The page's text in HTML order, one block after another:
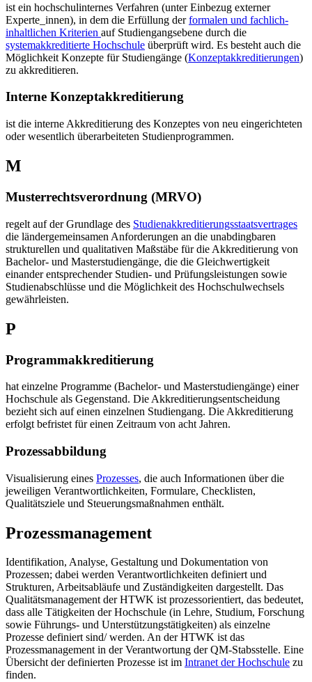
ist ein hochschulinternes Verfahren (unter Einbezug externer
Experte_innen), in dem die Erfüllung derformalen und fachlich-
inhaltlichen Kriterien auf Studiengangsebene durch die
systemakkreditierte Hochschule überprüft wird. Es besteht auch die
Möglichkeit Konzepte für Studiengänge (Konzeptakkreditierungen)
zu akkreditieren.
Interne Konzeptakkreditierung
ist die interne Akkreditierung des Konzeptes von neu eingerichteten
oder wesentlich überarbeiteten Studienprogrammen.
M
Musterrechtsverordnung (MRVO)
regelt auf der Grundlage des Studienakkreditierungsstaatsvertrages
die ländergemeinsamen Anforderungen an die unabdingbaren
strukturellen und qualitativen Maßstäbe für die Akkreditierung von
Bachelor- und Masterstudiengänge, die die Gleichwertigkeit
einander entsprechender Studien- und Prüfungsleistungen sowie
Studienabschlüsse und die Möglichkeit des Hochschulwechsels
gewährleisten.
P
Programmakkreditierung
hat einzelne Programme (Bachelor- und Masterstudiengänge) einer
Hochschule als Gegenstand. Die Akkreditierungsentscheidung
bezieht sich auf einen einzelnen Studiengang. Die Akkreditierung
erfolgt befristet für einen Zeitraum von acht Jahren.
Prozessabbildung
Visualisierung eines Prozesses, die auch Informationen über die
jeweiligen Verantwortlichkeiten, Formulare, Checklisten,
Qualitätsziele und Steuerungsmaßnahmen enthält.
Prozessmanagement
Identifikation, Analyse, Gestaltung und Dokumentation von
Prozessen; dabei werden Verantwortlichkeiten definiert und
Strukturen, Arbeitsabläufe und Zuständigkeiten dargestellt. Das
Qualitätsmanagement der HTWK ist prozessorientiert, das bedeutet,
dass alle Tätigkeiten der Hochschule (in Lehre, Studium, Forschung
sowie Führungs- und Unterstützungstätigkeiten) als einzelne
Prozesse definiert sind/ werden. An der HTWK ist das
Prozessmanagement in der Verantwortung der QM-Stabsstelle. Eine
Übersicht der definierten Prozesse ist im Intranet der Hochschule zu
finden.